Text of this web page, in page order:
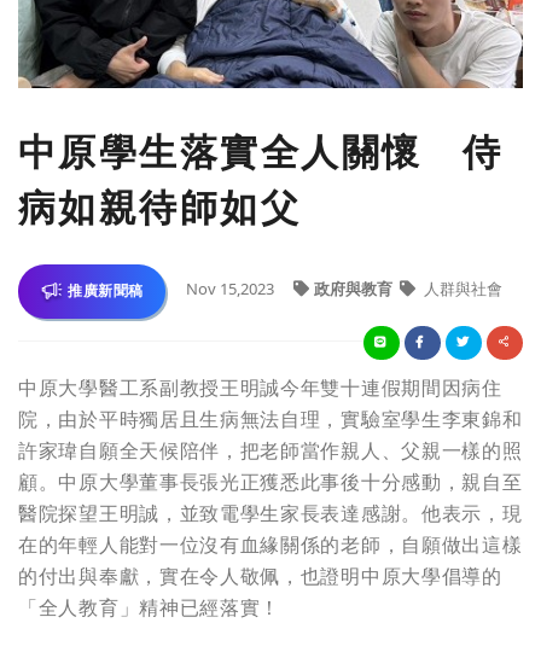
中原學生落實全人關懷 侍
病如親待師如父
推廣新聞稿 Nov 15,2023 政府與教育 人群與社會
中原大學醫工系副教授王明誠今年雙十連假期間因病住
院，由於平時獨居且生病無法自理，實驗室學生李東錦和
許家瑋自願全天候陪伴，把老師當作親人、父親一樣的照
顧。中原大學董事長張光正獲悉此事後十分感動，親自至
醫院探望王明誠，並致電學生家長表達感謝。他表示，現
在的年輕人能對一位沒有血緣關係的老師，自願做出這樣
的付出與奉獻，實在令人敬佩，也證明中原大學倡導的
「全人教育」精神已經落實！